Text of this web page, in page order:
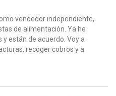
vendedor independiente,
de alimentación. Ya he
están de acuerdo. Voy a
recoger cobros y a